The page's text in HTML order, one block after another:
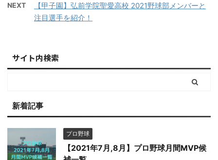
NEXT
【甲子園】弘前学院聖愛高校 2021野球部メンバーと
注目選手を紹介！
サイト内検索
新着記事
プロ野球
【2021年7月,8月】プロ野球月間MVP候